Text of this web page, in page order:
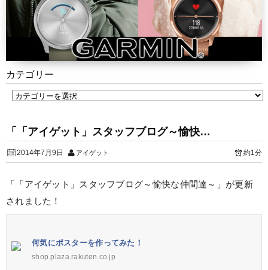
カテゴリー
「「アイゲット」スタッフブログ～愉快…
2014年7月9日 アイゲット 約1分
「「アイゲット」スタッフブログ～愉快な仲間達～」が更新
されました！
何気にポスターを作ってみた！
shop.plaza.rakuten.co.jp